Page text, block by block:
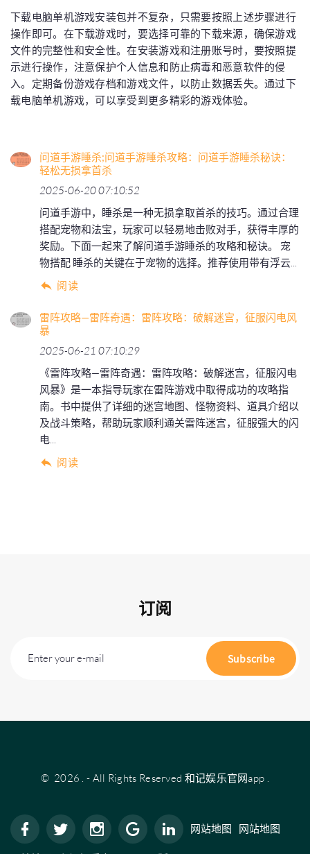
下载电脑单机游戏安装包并不复杂，只需要按照上述步骤进行
操作即可。在下载游戏时，要选择可靠的下载来源，确保游戏
文件的完整性和安全性。在安装游戏和注册账号时，要按照提
示进行操作，注意保护个人信息和防止病毒和恶意软件的侵
入。定期备份游戏存档和游戏文件，以防止数据丢失。通过下
载电脑单机游戏，可以享受到更多精彩的游戏体验。
问道手游睡杀;问道手游睡杀攻略：问道手游睡杀秘诀：
轻松无损拿首杀
2025-06-20 07:10:52
问道手游中，睡杀是一种无损拿取首杀的技巧。通过合理
搭配宠物和法宝，玩家可以轻易地击败对手，获得丰厚的
奖励。下面一起来了解问道手游睡杀的攻略和秘诀。 宠
物搭配 睡杀的关键在于宠物的选择。推荐使用带有浮云...
阅读
雷阵攻略—雷阵奇遇：雷阵攻略：破解迷宫，征服闪电风
暴
2025-06-21 07:10:29
《雷阵攻略—雷阵奇遇：雷阵攻略：破解迷宫，征服闪电
风暴》是一本指导玩家在雷阵游戏中取得成功的攻略指
南。书中提供了详细的迷宫地图、怪物资料、道具介绍以
及战斗策略，帮助玩家顺利通关雷阵迷宫，征服强大的闪
电...
阅读
订阅
Enter your e-mail Subscribe
© 2026 .- All Rights Reserved 和记娱乐官网app .
网站地图 网站地图